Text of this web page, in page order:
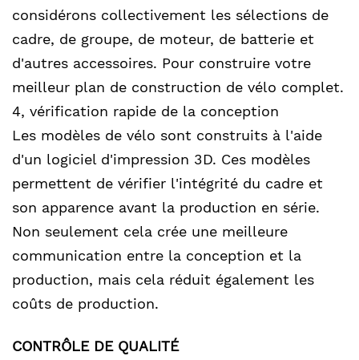
considérons collectivement les sélections de
cadre, de groupe, de moteur, de batterie et
d'autres accessoires. Pour construire votre
meilleur plan de construction de vélo complet.
4, vérification rapide de la conception
Les modèles de vélo sont construits à l'aide
d'un logiciel d'impression 3D. Ces modèles
permettent de vérifier l'intégrité du cadre et
son apparence avant la production en série.
Non seulement cela crée une meilleure
communication entre la conception et la
production, mais cela réduit également les
coûts de production.
CONTRÔLE DE QUALITÉ